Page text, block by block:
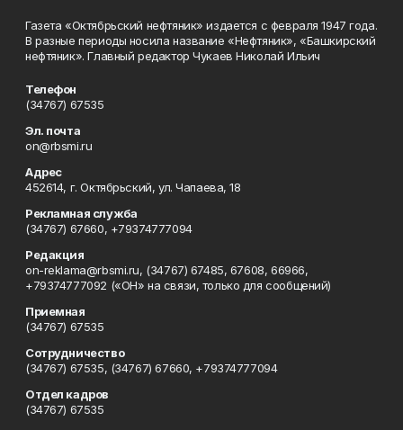
Газета «Октябрьский нефтяник» издается с февраля 1947 года.
В разные периоды носила название «Нефтяник», «Башкирский
нефтяник». Главный редактор Чукаев Николай Ильич
Телефон
(34767) 67535
Эл. почта
on@rbsmi.ru
Адрес
452614, г. Октябрьский, ул. Чапаева, 18
Рекламная служба
(34767) 67660, +79374777094
Редакция
on-reklama@rbsmi.ru, (34767) 67485, 67608, 66966,
+79374777092 («ОН» на связи, только для сообщений)
Приемная
(34767) 67535
Сотрудничество
(34767) 67535, (34767) 67660, +79374777094
Отдел кадров
(34767) 67535